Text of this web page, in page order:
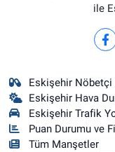
ile
Eskişehir Nöbetçi
Eskişehir Hava
Eskişehir Trafik
Puan Durumu ve
Tüm Manşetler